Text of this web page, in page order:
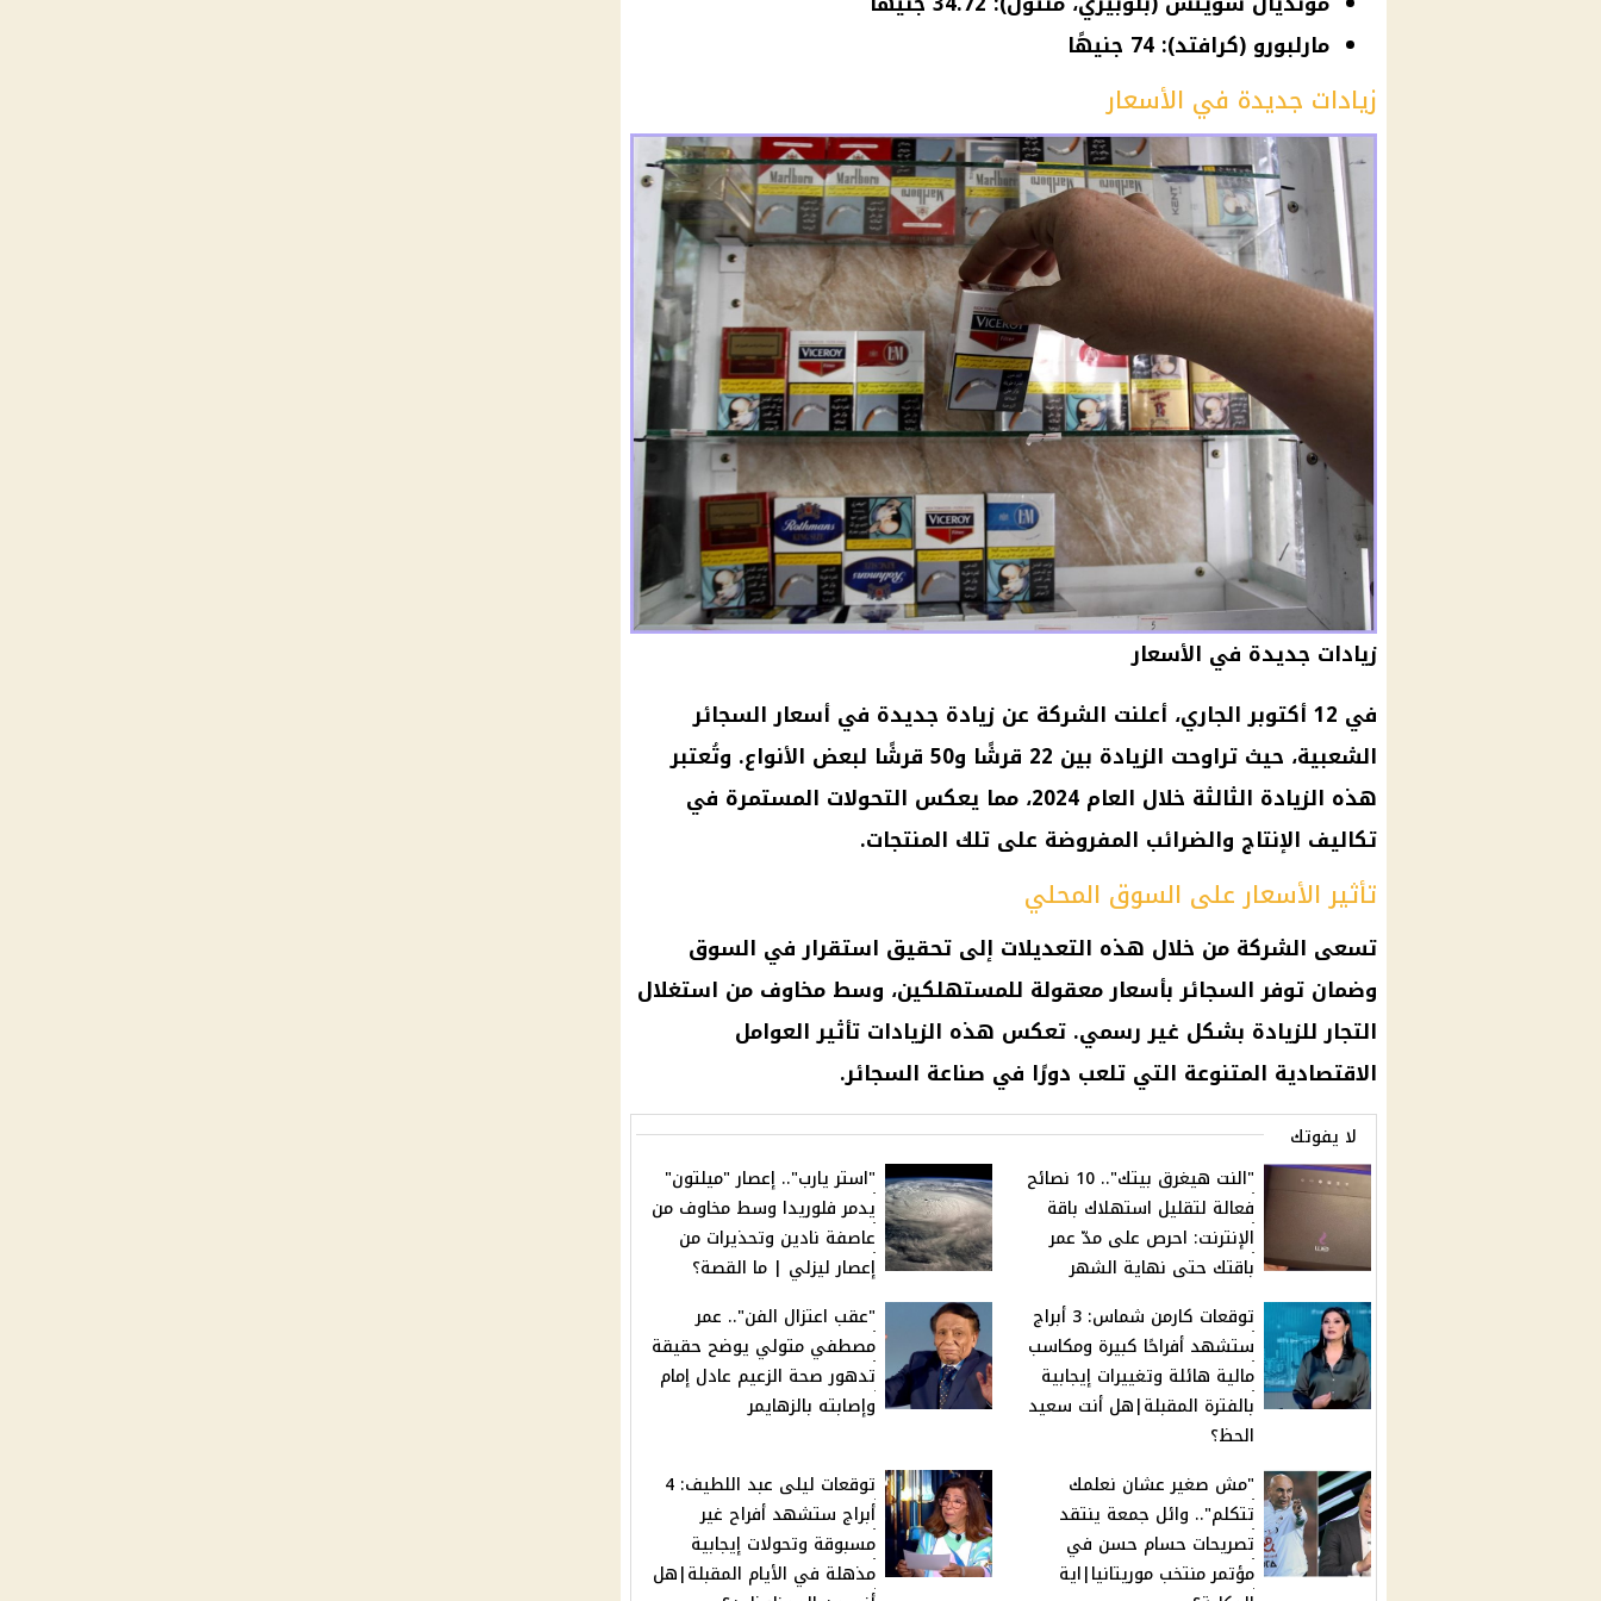
مارلبورو (كرافتد): 74 جنيهًا
زيادات جديدة في الأسعار
زيادات جديدة في الأسعار
في 12 أكتوبر الجاري، أعلنت الشركة عن زيادة جديدة في
أسعار السجائر
الشعبية، حيث تراوحت الزيادة بين 22 قرشًا و50 قرشًا لبعض الأنواع. وتُعتبر
هذه الزيادة الثالثة خلال العام 2024، مما يعكس التحولات المستمرة في
تكاليف الإنتاج والضرائب المفروضة على تلك المنتجات.
تأثير الأسعار على السوق المحلي
تسعى الشركة من خلال هذه التعديلات إلى تحقيق استقرار في السوق
وضمان توفرالسجائربأسعار معقولة للمستهلكين، وسط مخاوف من استغلال
التجارللزيادة بشكل غير رسمي. تعكس هذه الزيادات تأثير العوامل
الاقتصادية المتنوعة التي تلعب دورًا في صناعة السجائر.
لا يفوتك
"النت هيغرق بيتك".. 10 نصائح
فعالة لتقليل استهلاك باقة
الإنترنت: احرص على مدّ عمر
باقتك حتى نهاية الشهر
"استر يارب".. إعصار "ميلتون"
يدمر فلوريدا وسط مخاوف من
عاصفة نادين وتحذيرات من
إعصار ليزلي | ما القصة؟
توقعات كارمن شماس: 3 أبراج
ستشهد أفراحًا كبيرة ومكاسب
مالية هائلة وتغييرات إيجابية
بالفترة المقبلة|هل أنت سعيد
الحظ؟
"عقب اعتزال الفن".. عمر
مصطفي متولي يوضح حقيقة
تدهور صحة الزعيم عادل إمام
وإصابته بالزهايمر
"مش صغير عشان نعلمك
تتكلم".. وائل جمعة ينتقد
تصريحات حسام حسن في
مؤتمر منتخب موريتانيا|اية
توقعات ليلى عبد اللطيف: 4
أبراج ستشهد أفراح غير
مسبوقة وتحولات إيجابية
مذهلة في الأيام المقبلة|هل